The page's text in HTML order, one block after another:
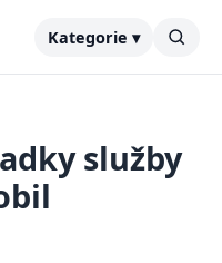
Kategorie ▾
služby